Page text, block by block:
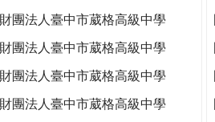
團法人臺中市葳格高級中學
團法人臺中市葳格高級中學
團法人臺中市葳格高級中學
團法人臺中市葳格高級中學